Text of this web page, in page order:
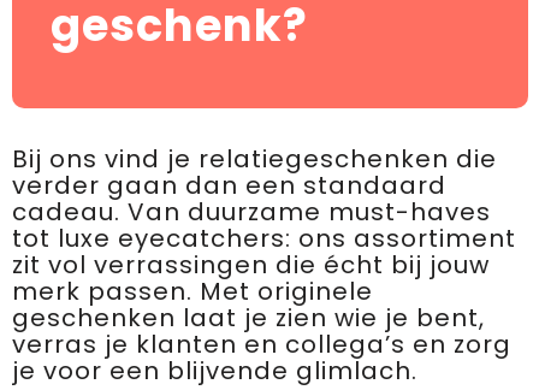
geschenk?
Bij ons vind je relatiegeschenken die
verder gaan dan een standaard
cadeau. Van duurzame must-haves
tot luxe eyecatchers: ons assortiment
zit vol verrassingen die écht bij jouw
merk passen. Met originele
geschenken laat je zien wie je bent,
verras je klanten en collega’s en zorg
je voor een blijvende glimlach.